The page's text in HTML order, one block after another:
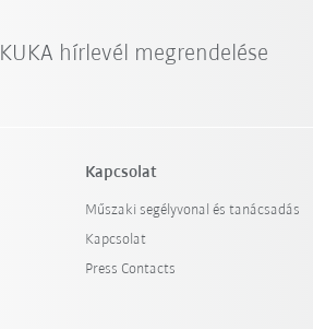
KUKA hírlevél megrendelése
Kapcsolat
Műszaki segélyvonal és tanácsadás
Kapcsolat
Press Contacts